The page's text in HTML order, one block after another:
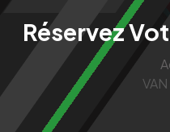
Réservez